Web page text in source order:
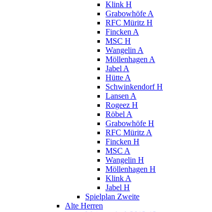
Klink H
Grabowhöfe A
RFC Müritz H
Fincken A
MSC H
Wangelin A
Möllenhagen A
Jabel A
Hütte A
Schwinkendorf H
Lansen A
Rogeez H
Röbel A
Grabowhöfe H
RFC Müritz A
Fincken H
MSC A
Wangelin H
Möllenhagen H
Klink A
Jabel H
Spielplan Zweite
Alte Herren